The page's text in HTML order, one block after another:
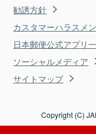
勧誘方針
カスタマーハラスメ
日本郵便公式アプリ
ソーシャルメディア
サイトマップ
Copyright (C)